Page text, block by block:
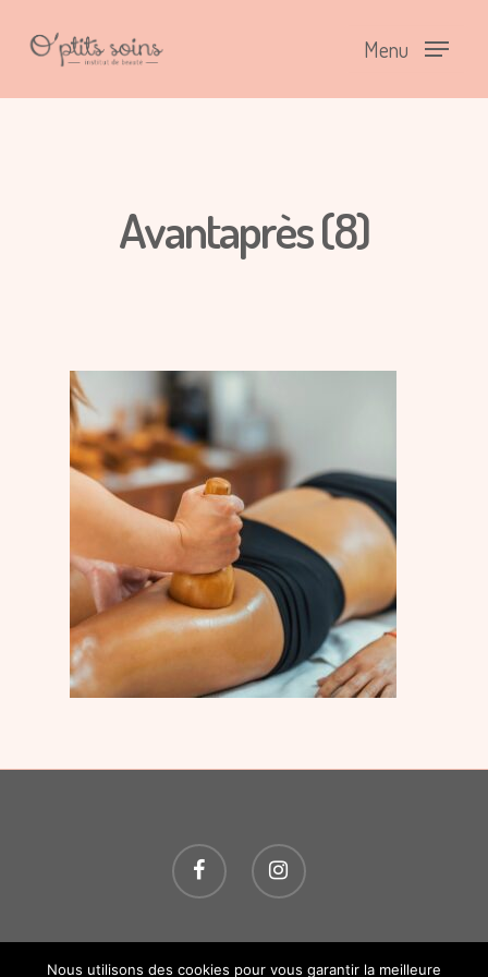
Menu
Avantaprès (8)
© 2026 O P'TITS SOINS. Tous droits réservés.Création
Nous utilisons des cookies pour vous garantir la meilleure